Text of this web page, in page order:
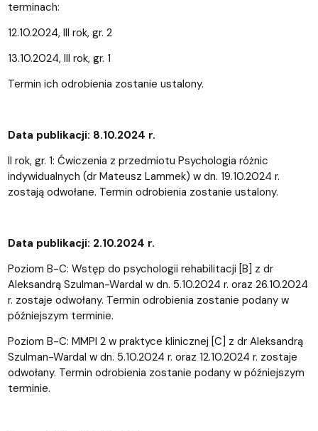
terminach:
12.10.2024, III rok, gr. 2
13.10.2024, III rok, gr. 1
Termin ich odrobienia zostanie ustalony.
Data publikacji: 8.10.2024 r.
II rok, gr. 1: Ćwiczenia z przedmiotu Psychologia różnic
indywidualnych (dr Mateusz Lammek) w dn. 19.10.2024 r.
zostają odwołane. Termin odrobienia zostanie ustalony.
Data publikacji: 2.10.2024 r.
Poziom B-C: Wstęp do psychologii rehabilitacji [B] z dr
Aleksandrą Szulman-Wardal w dn. 5.10.2024 r. oraz 26.10.2024
r. zostaje odwołany. Termin odrobienia zostanie podany w
późniejszym terminie.
Poziom B-C: MMPI 2 w praktyce klinicznej [C] z dr Aleksandrą
Szulman-Wardal w dn. 5.10.2024 r. oraz 12.10.2024 r. zostaje
odwołany. Termin odrobienia zostanie podany w późniejszym
terminie.